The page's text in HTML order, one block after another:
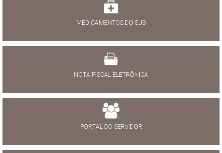
MEDICAMENTOS DO SUS
NOTA FISCAL ELETRÔNICA
PORTAL DO SERVIDOR